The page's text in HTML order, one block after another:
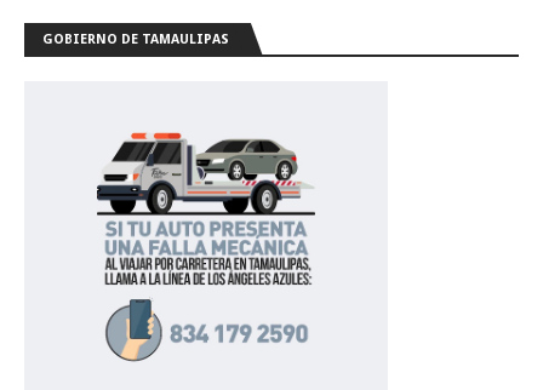
GOBIERNO DE TAMAULIPAS